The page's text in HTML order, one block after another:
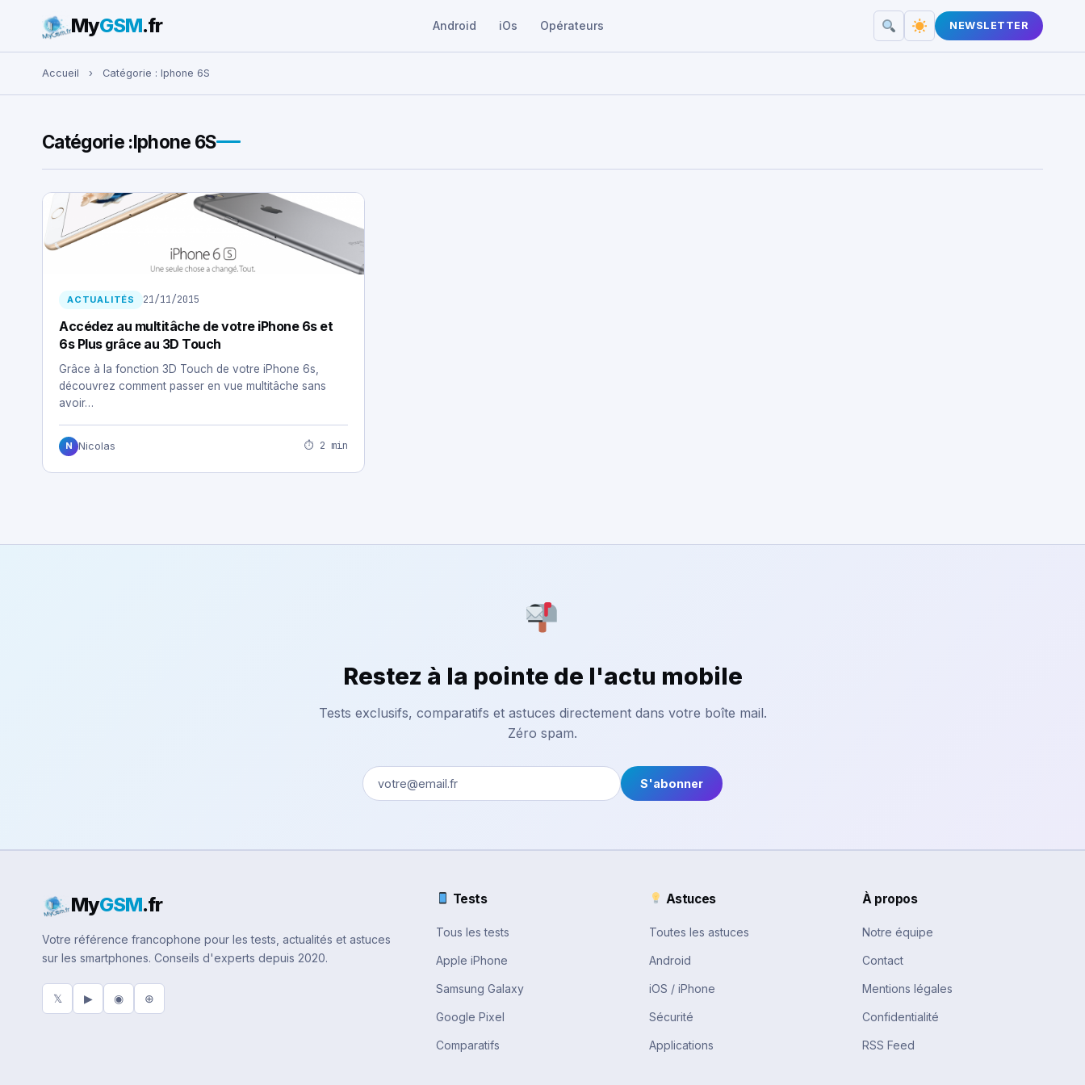
Rechercher :
MyGSM.fr Android iOs Opérateurs NEWSLETTER
Accueil › Catégorie : Iphone 6S
Catégorie :Iphone 6S
ACTUALITÉS 21/11/2015
Accédez au multitâche de votre iPhone 6s et
6s Plus grâce au 3D Touch
Grâce à la fonction 3D Touch de votre iPhone 6s,
découvrez comment passer en vue multitâche sans
avoir…
N Nicolas ⏱ 2 min
Restez à la pointe de l'actu mobile
Tests exclusifs, comparatifs et astuces directement dans votre boîte mail.
Zéro spam.
S'abonner
MyGSM.fr
Votre référence francophone pour les tests, actualités et astuces
sur les smartphones. Conseils d'experts depuis 2020.
𝕏 ▶ ◉ ⊕
Tests
Tous les tests
Apple iPhone
Samsung Galaxy
Google Pixel
Comparatifs
Astuces
Toutes les astuces
Android
iOS / iPhone
Sécurité
Applications
À propos
Notre équipe
Contact
Mentions légales
Confidentialité
RSS Feed